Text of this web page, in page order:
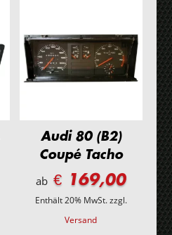
Audi 80 (B2)
Coupé Tacho
ab € 169,00
Enthält 20% MwSt.zzgl.
Versand